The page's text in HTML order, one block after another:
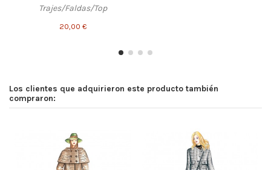
Trajes/Faldas/Top
20,00 €
Los clientes que adquirieron este producto también
compraron: